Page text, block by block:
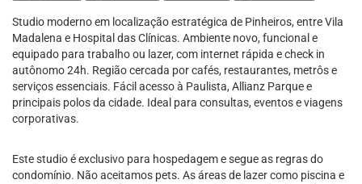
Studio moderno em localização estratégica de Pinheiros, entre Vila
Madalena e Hospital das Clínicas. Ambiente novo, funcional e
equipado para trabalho ou lazer, com internet rápida e check in
autônomo 24h. Região cercada por cafés, restaurantes, metrôs e
serviços essenciais. Fácil acesso à Paulista, Allianz Parque e
principais polos da cidade. Ideal para consultas, eventos e viagens
corporativas.
Este studio é exclusivo para hospedagem e segue as regras do
condomínio. Não aceitamos pets. As áreas de lazer como piscina e